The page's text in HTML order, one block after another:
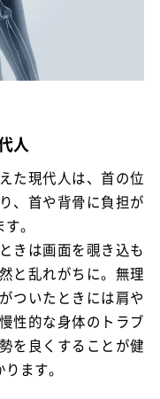
人
た現代人は、首の位
、首や背骨に負担が
。
きは画面を覗き込も
と乱れがちに。無理
ついたときには肩や
性的な身体のトラブ
を良くすることが健
ます。